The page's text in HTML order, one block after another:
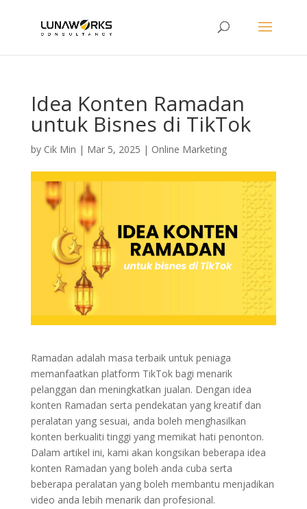
Idea Konten Ramadan
untuk Bisnes di TikTok
by Cik Min | Mar 5, 2025 | Online Marketing
Ramadan adalah masa terbaik untuk peniaga
memanfaatkan platform TikTok bagi menarik
pelanggan dan meningkatkan jualan. Dengan idea
konten Ramadan serta pendekatan yang kreatif dan
peralatan yang sesuai, anda boleh menghasilkan
konten berkualiti tinggi yang memikat hati penonton.
Dalam artikel ini, kami akan kongsikan beberapa idea
konten Ramadan yang boleh anda cuba serta
beberapa peralatan yang boleh membantu menjadikan
video anda lebih menarik dan profesional.